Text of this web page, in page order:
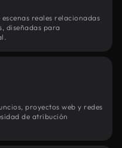
reales relacionadas
diseñadas para
proyectos web y redes
de atribución